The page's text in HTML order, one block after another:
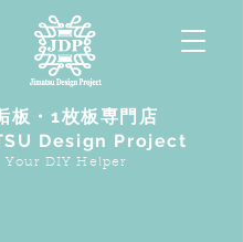
板・1枚板専門店
Design Project
Your DIY Helper